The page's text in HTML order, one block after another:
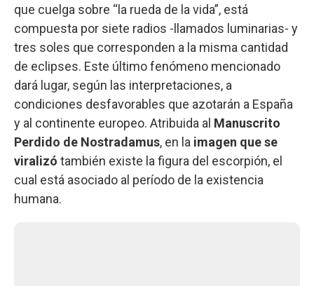
que cuelga sobre “la rueda de la vida”, está
compuesta por siete radios -llamados luminarias- y
tres soles que corresponden a la misma cantidad
de eclipses. Este último fenómeno mencionado
dará lugar, según las interpretaciones, a
condiciones desfavorables que azotarán a España
y al continente europeo. Atribuida al Manuscrito
Perdido de Nostradamus, en la imagen que se
viralizó también existe la figura del escorpión, el
cual está asociado al período de la existencia
humana.